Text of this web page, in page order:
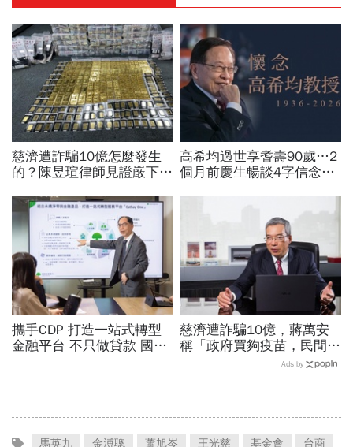
慈濟遭詐騙10億怎麼發生
的？陳昱瑄律師見證嚴下跪
金，洗錢手法曝光…慈濟回
應了
高希均過世享耆壽90歲…2
個月前慶生暢談4字信念，
攜手CDP 打造一站式轉型
金融平台 不只做貸款 國泰
慈濟遭詐騙10億，蔣萬安
稱「政府買夠疫苗，民間就
不用採購」！謝金河：這句
Ads by
馬英九 金溥聰 蕭旭岑 王光慈 基金會
台商